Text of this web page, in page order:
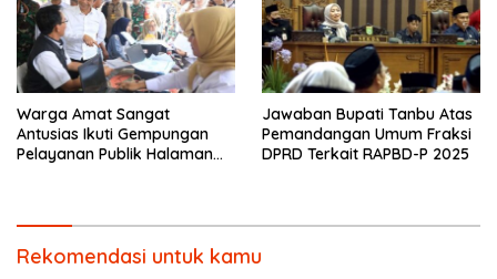
Warga Amat Sangat
Antusias Ikuti Gempungan
Pelayanan Publik Halaman
Jawaban Bupati Tanbu Atas
Pemandangan Umum Fraksi
DPRD Terkait RAPBD-P 2025
Rekomendasi untuk kamu